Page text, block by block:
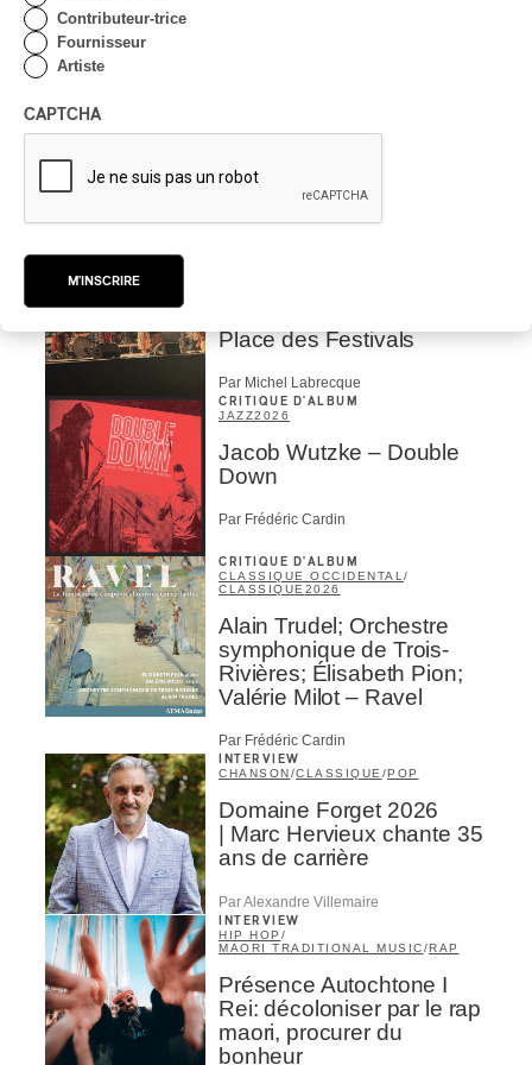
Iskandar : porteur de
à Montréal
Par Frédéric Cardin
Place des Festivals
Par Michel Labrecque
CRITIQUE D'ALBUM
JAZZ2026
Jacob Wutzke – Double
Down
Par Frédéric Cardin
CRITIQUE D'ALBUM
CLASSIQUE OCCIDENTAL /
CLASSIQUE 2026
Alain Trudel; Orchestre
symphonique de Trois-
Rivières; Élisabeth Pion;
Valérie Milot – Ravel
Par Frédéric Cardin
INTERVIEW
CHANSON /CLASSIQUE/POP
Domaine Forget 2026
| Marc Hervieux chante 35
ans de carrière
Par Alexandre Villemaire
INTERVIEW
HIP HOP /
MAORI TRADITIONAL MUSIC/RAP
Présence Autochtone I
Rei: décoloniser par le rap
maori, procurer du
bonheur
Contributeur-trice
Fournisseur
Artiste
CAPTCHA
M'INSCRIRE